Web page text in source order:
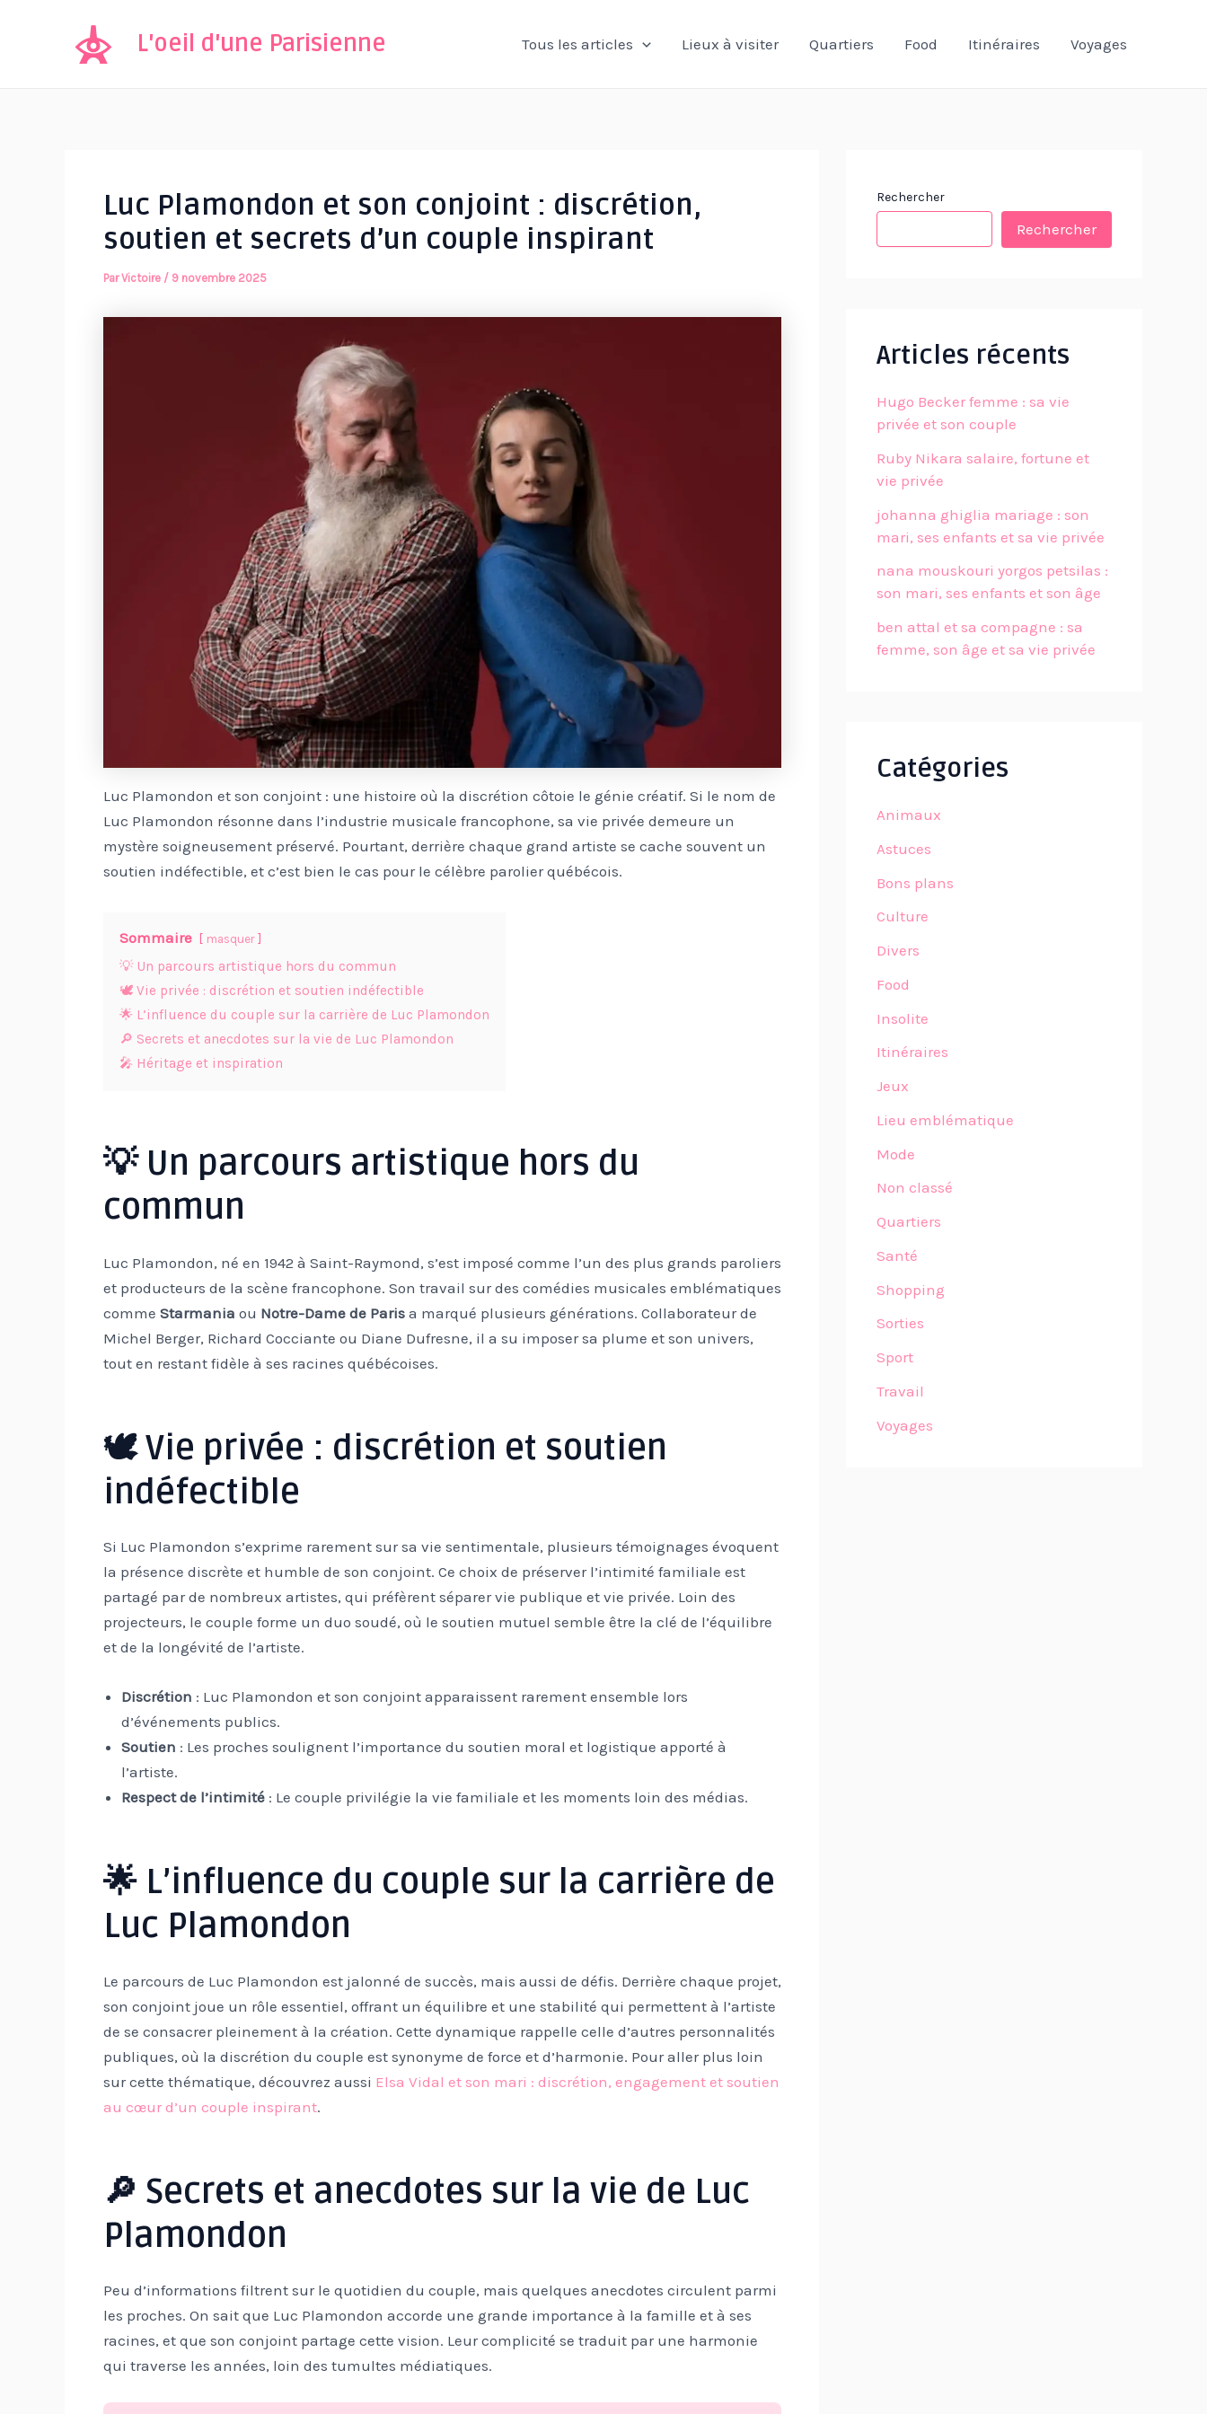
L'oeil d'une Parisienne Tous les articles Lieux à visiter Quartiers Food Itinéraires Voyages
Luc Plamondon et son conjoint : discrétion,
soutien et secrets d’un couple inspirant
ParVictoire / 9 novembre 2025
Luc Plamondon et son conjoint : une histoire où la discrétion côtoie le génie créatif. Si le nom de
Luc Plamondon résonne dans l’industrie musicale francophone, sa vie privée demeure un
mystère soigneusement préservé. Pourtant, derrière chaque grand artiste se cache souvent un
soutien indéfectible, et c’est bien le cas pour le célèbre parolier québécois.
Sommaire masquer
💡 Un parcours artistique hors du commun
🕊️ Vie privée : discrétion et soutien indéfectible
🌟 L’influence du couple sur la carrière de Luc Plamondon
🔎 Secrets et anecdotes sur la vie de Luc Plamondon
🎤 Héritage et inspiration
💡 Un parcours artistique hors du
commun
Luc Plamondon, né en 1942 à Saint-Raymond, s’est imposé comme l’un des plus grands paroliers
et producteurs de la scène francophone. Son travail sur des comédies musicales emblématiques
comme Starmania ou Notre-Dame de Parisa marqué plusieurs générations. Collaborateur de
Michel Berger, Richard Cocciante ou Diane Dufresne, il a su imposer sa plume et son univers,
tout en restant fidèle à ses racines québécoises.
🕊️ Vie privée : discrétion et soutien
indéfectible
Si Luc Plamondon s’exprime rarement sur sa vie sentimentale, plusieurs témoignages évoquent
la présence discrète et humble de son conjoint. Ce choix de préserver l’intimité familiale est
partagé par de nombreux artistes, qui préfèrent séparer vie publique et vie privée. Loin des
projecteurs, le couple forme un duo soudé, où le soutien mutuel semble être la clé de l’équilibre
et de la longévité de l’artiste.
Discrétion : Luc Plamondon et son conjoint apparaissent rarement ensemble lors
d’événements publics.
Soutien : Les proches soulignent l’importance du soutien moral et logistique apporté à
l’artiste.
Respect de l’intimité: Le couple privilégie la vie familiale et les moments loin des médias.
🌟 L’influence du couple sur la carrière de
Luc Plamondon
Le parcours de Luc Plamondon est jalonné de succès, mais aussi de défis. Derrière chaque projet,
son conjoint joue un rôle essentiel, offrant un équilibre et une stabilité qui permettent à l’artiste
de se consacrer pleinement à la création. Cette dynamique rappelle celle d’autres personnalités
publiques, où la discrétion du couple est synonyme de force et d’harmonie. Pour aller plus loin
sur cette thématique, découvrez aussi Elsa Vidal et son mari : discrétion, engagement et soutien
au cœur d’un couple inspirant.
🔎 Secrets et anecdotes sur la vie de Luc
Plamondon
Peu d’informations filtrent sur le quotidien du couple, mais quelques anecdotes circulent parmi
les proches. On sait que Luc Plamondon accorde une grande importance à la famille et à ses
racines, et que son conjoint partage cette vision. Leur complicité se traduit par une harmonie
qui traverse les années, loin des tumultes médiatiques.
Rechercher
Rechercher
Articles récents
Hugo Becker femme : sa vie
privée et son couple
Ruby Nikara salaire, fortune et
vie privée
johanna ghiglia mariage : son
mari, ses enfants et sa vie privée
nana mouskouri yorgos petsilas :
son mari, ses enfants et son âge
ben attal et sa compagne : sa
femme, son âge et sa vie privée
Catégories
Animaux
Astuces
Bons plans
Culture
Divers
Food
Insolite
Itinéraires
Jeux
Lieu emblématique
Mode
Non classé
Quartiers
Santé
Shopping
Sorties
Sport
Travail
Voyages